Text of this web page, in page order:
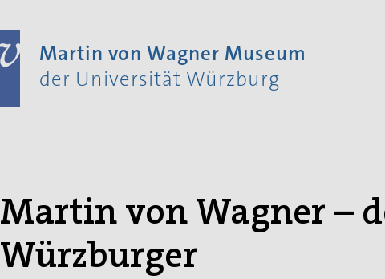
Martin von Wagner Museum
der Universität Würzburg
Martin von Wagner –
Würzburger